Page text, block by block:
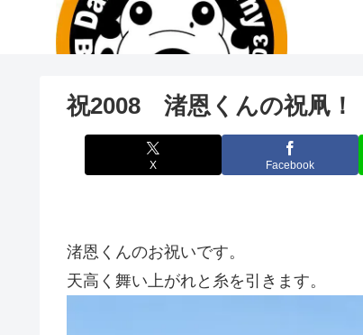
祝2008 渚恩くんの祝凧！
X Facebook
渚恩くんのお祝いです。
天高く舞い上がれと糸を引きます。